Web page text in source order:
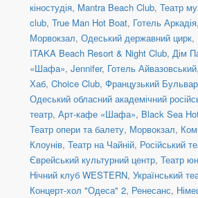
кіностудія, Mantra Beach Club, Театр
club, True Man Hot Boat, Готель Аркадія,
Морвокзал, Одеський державний цирк,
ITAKA Beach Resort & Night Club, Дім
«Шафа», Jennifer, Готель Айвазовський,
Хаб, Choice Club, Французький Бульвар
Одеський обласний академічний
театр, Арт-кафе «Шафа», Black Sea
Театр опери та балету, Морвокзал,
Клоунів, Театр на Чайній, Російський
Єврейський культурний центр, Театр
Нічний клуб WESTERN, Український
Концерт-хол "Одеса" 2, Ренесанс,